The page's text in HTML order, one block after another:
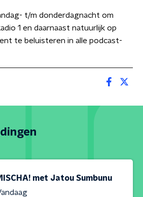
t/m donderdagnacht om
1 en daarnaast natuurlijk op
te beluisteren in alle podcast-
met Jatou Sumbunu